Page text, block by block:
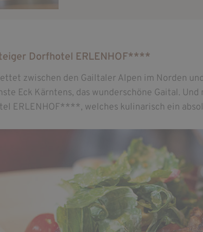
Dorfhotel ERLENHOF****
zwischen den Gailtaler Alpen im Norden
Eck Kärntens, das wunderschöne Gaital.
ERLENHOF****, welches kulinarisch ein